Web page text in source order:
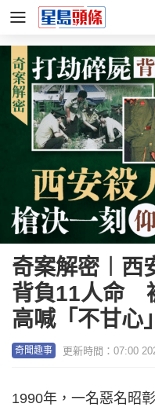
奇案解密︱西
背負11人命
高喊「不甘心」
奇聞趣事 更新時間：07:00
1990年，一名惡名昭